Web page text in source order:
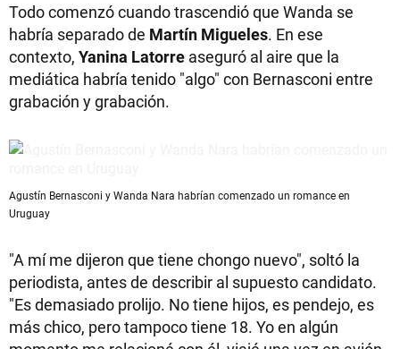
Todo comenzó cuando trascendió que Wanda se
habría separado de Martín Migueles. En ese
contexto, Yanina Latorre aseguró al aire que la
mediática habría tenido "algo" con Bernasconi entre
grabación y grabación.
Agustín Bernasconi y Wanda Nara habrían comenzado un romance en
Uruguay
"A mí me dijeron que tiene chongo nuevo", soltó la
periodista, antes de describir al supuesto candidato.
"Es demasiado prolijo. No tiene hijos, es pendejo, es
más chico, pero tampoco tiene 18. Yo en algún